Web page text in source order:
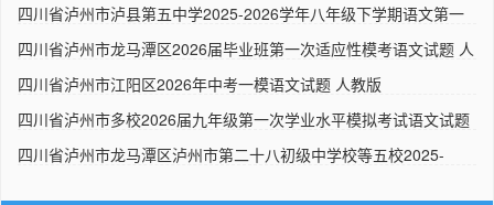
四川省泸州市泸县第五中学2025-2026学年八年级下学期语文第一
四川省泸州市龙马潭区2026届毕业班第一次适应性模考语文试题 人
四川省泸州市江阳区2026年中考一模语文试题 人教版
四川省泸州市多校2026届九年级第一次学业水平模拟考试语文试题
四川省泸州市龙马潭区泸州市第二十八初级中学校等五校2025-